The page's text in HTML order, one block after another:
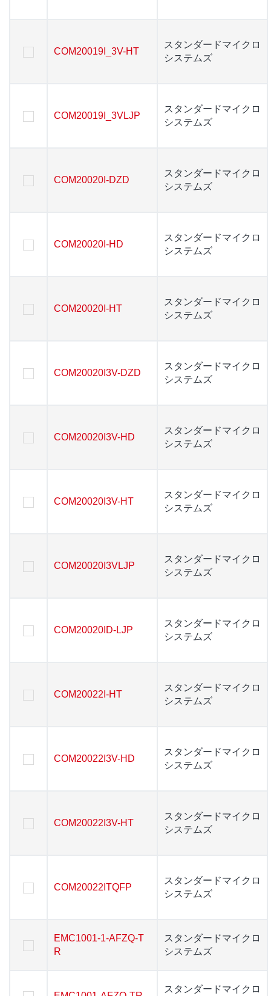
COM20019I_3V-HT
スタンダードマイクロ
システムズ
COM20019I_3VLJP
スタンダードマイクロ
システムズ
COM20020I-DZD
スタンダードマイクロ
システムズ
COM20020I-HD
スタンダードマイクロ
システムズ
COM20020I-HT
スタンダードマイクロ
システムズ
COM20020I3V-DZD
スタンダードマイクロ
システムズ
COM20020I3V-HD
スタンダードマイクロ
システムズ
COM20020I3V-HT
スタンダードマイクロ
システムズ
COM20020I3VLJP
スタンダードマイクロ
システムズ
COM20020ID-LJP
スタンダードマイクロ
システムズ
COM20022I-HT
スタンダードマイクロ
システムズ
COM20022I3V-HD
スタンダードマイクロ
システムズ
COM20022I3V-HT
スタンダードマイクロ
システムズ
COM20022ITQFP
スタンダードマイクロ
システムズ
EMC1001-1-AFZQ-T
R
スタンダードマイクロ
システムズ
スタンダードマイクロ
COM20019I_3V-HT
スタンダードマイクロ
システムズ
COM20019I_3VLJP
スタンダードマイクロ
システムズ
COM20020I-DZD
スタンダードマイクロ
システムズ
COM20020I-HD
スタンダードマイクロ
システムズ
COM20020I-HT
スタンダードマイクロ
システムズ
COM20020I3V-DZD
スタンダードマイクロ
システムズ
COM20020I3V-HD
スタンダードマイクロ
システムズ
COM20020I3V-HT
スタンダードマイクロ
システムズ
COM20020I3VLJP
スタンダードマイクロ
システムズ
COM20020ID-LJP
スタンダードマイクロ
システムズ
COM20022I-HT
スタンダードマイクロ
システムズ
COM20022I3V-HD
スタンダードマイクロ
システムズ
COM20022I3V-HT
スタンダードマイクロ
システムズ
COM20022ITQFP
スタンダードマイクロ
システムズ
EMC1001-1-AFZQ-T
R
スタンダードマイクロ
システムズ
スタンダードマイクロ